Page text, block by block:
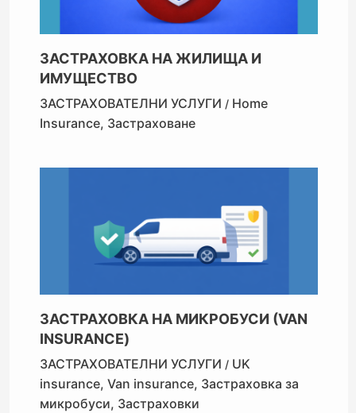
ЗАСТРАХОВКА НА ЖИЛИЩА И
ИМУЩЕСТВО
ЗАСТРАХОВАТЕЛНИ УСЛУГИ / Home
Insurance, Застраховане
ЗАСТРАХОВКА НА МИКРОБУСИ (VAN
INSURANCE)
ЗАСТРАХОВАТЕЛНИ УСЛУГИ / UK
insurance,Van insurance, Застраховка за
микробуси, Застраховки